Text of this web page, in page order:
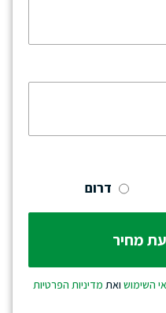
דרום
השימוש ואת מדיניות הפרטיות